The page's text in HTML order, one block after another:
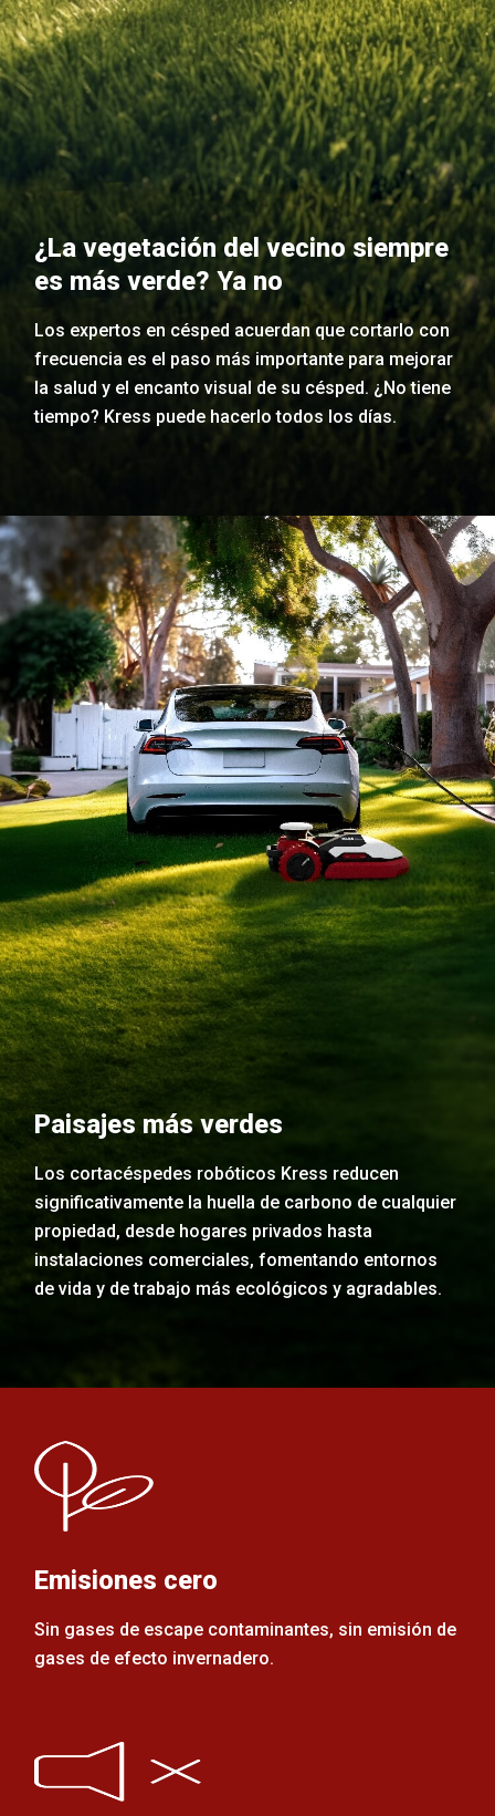
¿La vegetación del vecino siempre
es más verde? Ya no
Los expertos en césped acuerdan que cortarlo con
frecuencia es el paso más importante para mejorar
la salud y el encanto visual de su césped. ¿No tiene
tiempo? Kress puede hacerlo todos los días.
Paisajes más verdes
Los cortacéspedes robóticos Kress reducen
significativamente la huella de carbono de cualquier
propiedad, desde hogares privados hasta
instalaciones comerciales, fomentando entornos
de vida y de trabajo más ecológicos y agradables.
Emisiones cero
Sin gases de escape contaminantes, sin emisión de
gases de efecto invernadero.